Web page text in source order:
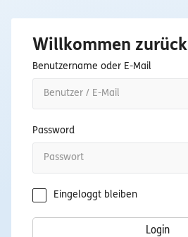
Willkommen zurück
Benutzername oder E-Mail
Password
Eingeloggt bleiben
Login